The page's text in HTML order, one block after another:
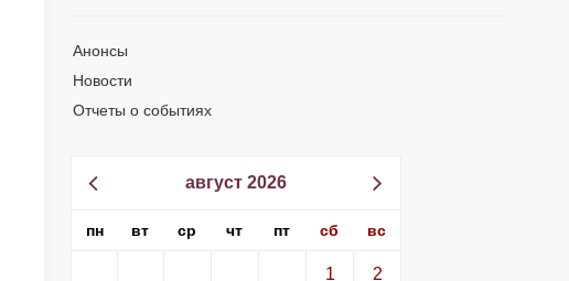
Анонсы
Новости
Отчеты о событиях
август 2026
пн вт ср чт пт сб вс
1 2